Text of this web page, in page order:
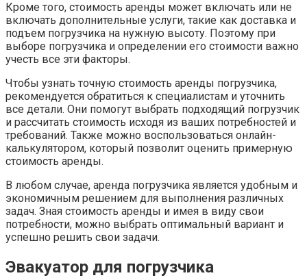
Кроме того, стоимость аренды может включать или не
включать дополнительные услуги, такие как доставка и
подъем погрузчика на нужную высоту. Поэтому при
выборе погрузчика и определении его стоимости важно
учесть все эти факторы.
Чтобы узнать точную стоимость аренды погрузчика,
рекомендуется обратиться к специалистам и уточнить
все детали. Они помогут выбрать подходящий погрузчик
и рассчитать стоимость исходя из ваших потребностей и
требований. Также можно воспользоваться онлайн-
калькулятором, который позволит оценить примерную
стоимость аренды.
В любом случае, аренда погрузчика является удобным и
экономичным решением для выполнения различных
задач. Зная стоимость аренды и имея в виду свои
потребности, можно выбрать оптимальный вариант и
успешно решить свои задачи.
Эвакуатор для погрузчика